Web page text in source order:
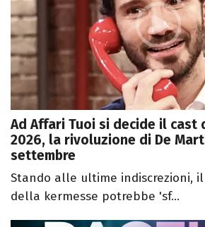
Ad Affari Tuoi si decide il cast
2026, la rivoluzione di De
settembre
Stando alle ultime indiscrezioni,
della kermesse potrebbe 'sf...